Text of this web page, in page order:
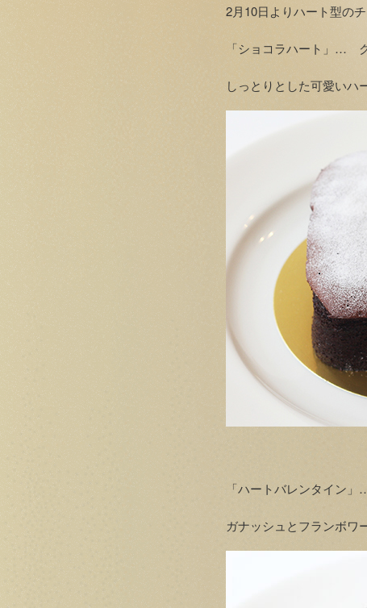
2月10日よりハート型の
「ショコラハート」…
しっとりとした可愛いハ
「ハートバレンタイン
ガナッシュとフランボワ